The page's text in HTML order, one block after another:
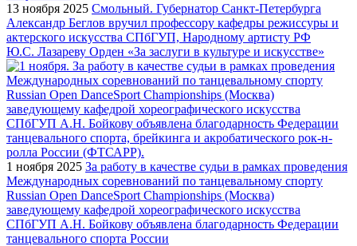
13 ноября 2025 Смольный. Губернатор Санкт-Петербурга
Александр Беглов вручил профессору кафедры режиссуры и
актерского искусства СПбГУП, Народному артисту РФ
Ю.С. Лазареву Орден «За заслуги в культуре и искусстве»
1 ноября 2025 За работу в качестве судьи в рамках проведения
Международных соревнований по танцевальному спорту
Russian Open DanceSport Championships (Москва)
заведующему кафедрой хореографического искусства
СПбГУП А.Н. Бойкову объявлена благодарность Федерации
танцевального спорта России